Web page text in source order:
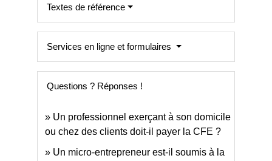
Textes de référence
Services en ligne et formulaires
Questions ? Réponses !
Un professionnel exerçant à son domicile
ou chez des clients doit-il payer la CFE ?
Un micro-entrepreneur est-il soumis à la